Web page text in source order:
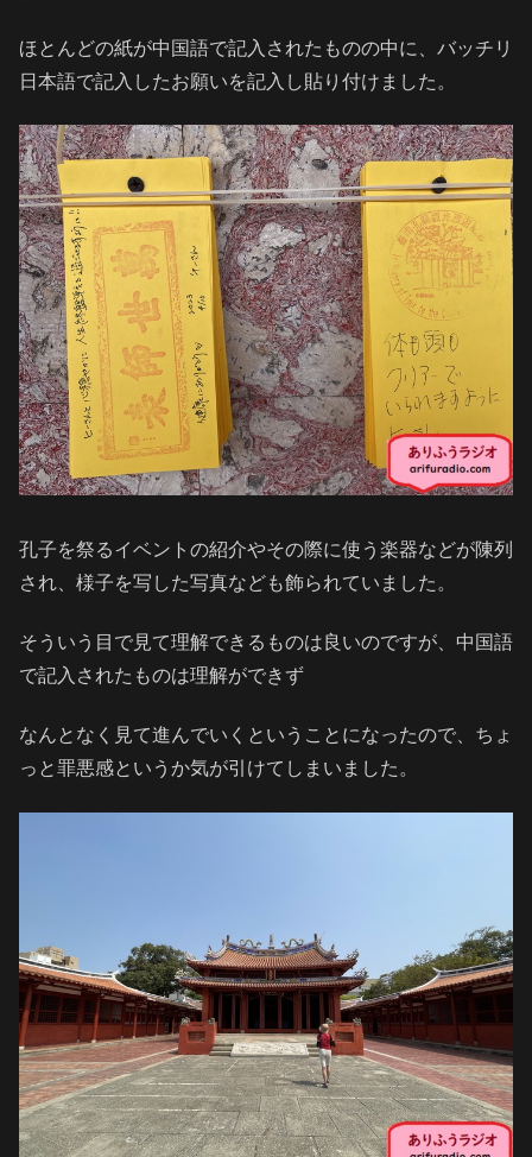
ほとんどの紙が中国語で記入されたものの中に、バッチリ
日本語で記入したお願いを記入し貼り付けました。
孔子を祭るイベントの紹介やその際に使う楽器などが陳列
され、様子を写した写真なども飾られていました。
そういう目で見て理解できるものは良いのですが、中国語
で記入されたものは理解ができず
なんとなく見て進んでいくということになったので、ちょ
っと罪悪感というか気が引けてしまいました。